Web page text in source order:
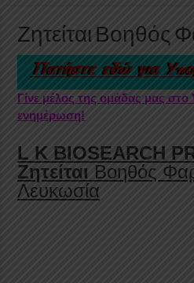
Ζητείται Βοηθός
Γίνε μέλος της ομάδας μας στο
ενημέρωση!
L K BIOSEARCH
Ζητείται Βοηθός
Λευκωσία